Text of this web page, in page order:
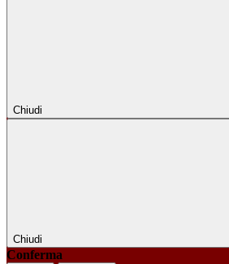
Chiudi
Chiudi
Conferma